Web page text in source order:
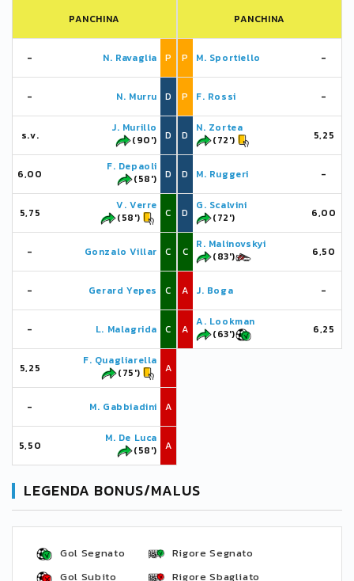
PANCHINA
- N. Ravaglia P
- N. Murru D
s.v.
J. Murillo
(90')
D
6,00
F. Depaoli
(58')
D
5,75
V. Verre
(58')
C
- Gonzalo Villar C
- Gerard Yepes C
- L. Malagrida C
5,25
F. Quagliarella
(75')
A
- M. Gabbiadini A
5,50
M. De Luca
(58')
A
PANCHINA
P M. Sportiello -
P F. Rossi -
D
N. Zortea
(72')
5,25
D M. Ruggeri -
D
G. Scalvini
(72')
6,00
C
R. Malinovskyi
(83')
6,50
A J. Boga -
A
A. Lookman
(63')
6,25
LEGENDA BONUS/MALUS
Gol Segnato
Gol Subito
Rigore Segnato
Rigore Sbagliato